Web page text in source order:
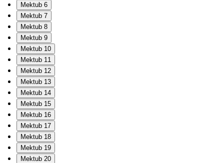
Mektub 6
Mektub 7
Mektub 8
Mektub 9
Mektub 10
Mektub 11
Mektub 12
Mektub 13
Mektub 14
Mektub 15
Mektub 16
Mektub 17
Mektub 18
Mektub 19
Mektub 20